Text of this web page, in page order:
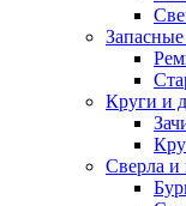
Запасные
Круги и
Сверла и